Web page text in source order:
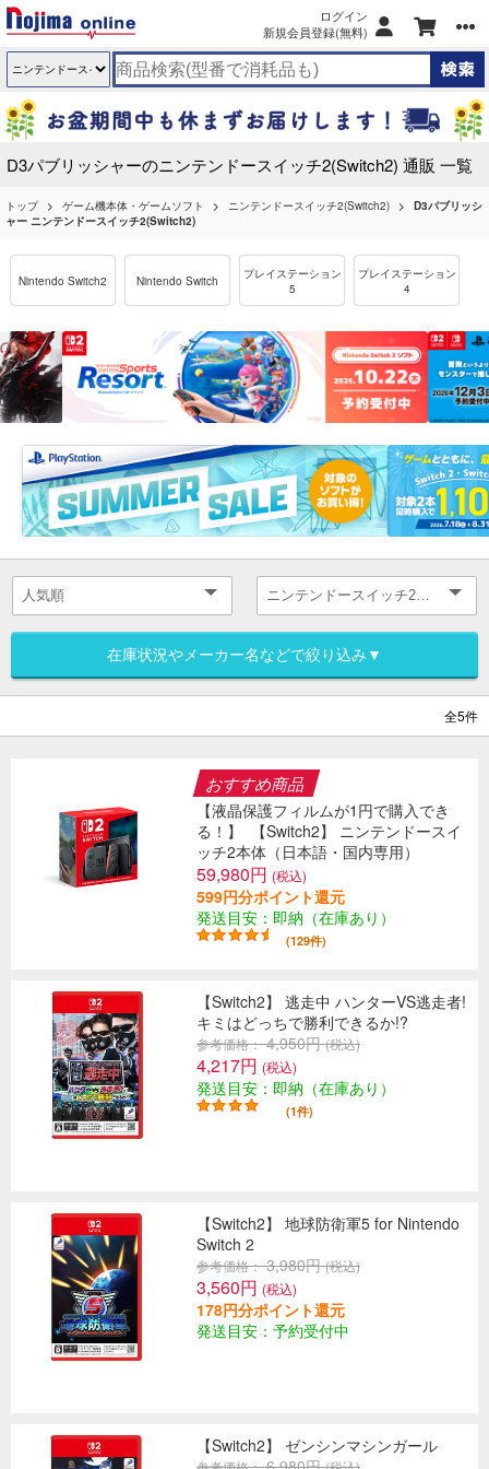
ログイン
新規会員登録(無料)
D3パブリッシャーのニンテンドースイッチ2(Switch2) 通販 一覧
トップ ゲーム機本体・ゲームソフト ニンテンドースイッチ2(Switch2)
D3パブリッシ
ャー ニンテンドースイッチ2(Switch2)
Nintendo Switch2 Nintendo Switch
プレイステーション
5
プレイステーション
4
在庫状況やメーカー名などで絞り込み▼
全5件
おすすめ商品
【液晶保護フィルムが1円で購入でき
る！】
【Switch2】 ニンテンドースイ
ッチ2本体（日本語・国内専用）
59,980円 (税込)
599円分ポイント還元
発送目安：即納（在庫あり）
(129件)
【Switch2】 逃走中 ハンターVS逃走者!
キミはどっちで勝利できるか!?
参考価格： 4,950円(税込)
4,217円 (税込)
発送目安：即納（在庫あり）
(1件)
【Switch2】 地球防衛軍5 for Nintendo
Switch 2
参考価格： 3,980円(税込)
3,560円 (税込)
178円分ポイント還元
発送目安：予約受付中
【Switch2】 ゼンシンマシンガール